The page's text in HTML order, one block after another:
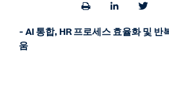
Open
printable
version
Share
LinkedIn
Share
- AI 통합, HR 프로세스 효율화 및 반
움